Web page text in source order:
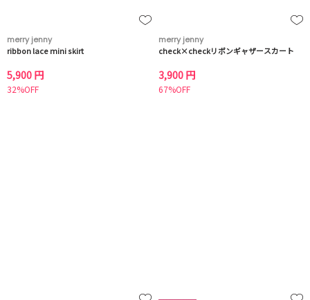
merry jenny
ribbon lace mini skirt
5,900 円
32%OFF
merry jenny
check×checkリボンギャザースカート
3,900 円
67%OFF